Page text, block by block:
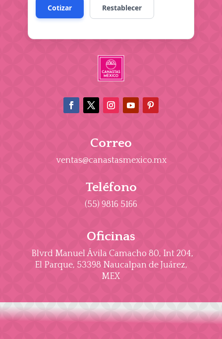
Correo
ventas@canastasmexico.mx
Teléfono
(55) 9816 5166
Oficinas
Blvrd Manuel Ávila Camacho 80, Int 204,
El Parque, 53398 Naucalpan de Juárez,
MEX